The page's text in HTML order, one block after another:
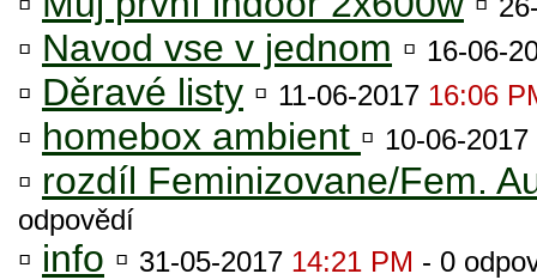
▫ Navod vse v jednom ▫ 16-06-
▫ Děravé listy ▫ 11-06-2017 16:06
▫ homebox ambient ▫ 10-06-2017
▫ rozdíl Feminizovane/Fem.
odpovědí
▫ info ▫ 31-05-2017 14:21 PM - 0